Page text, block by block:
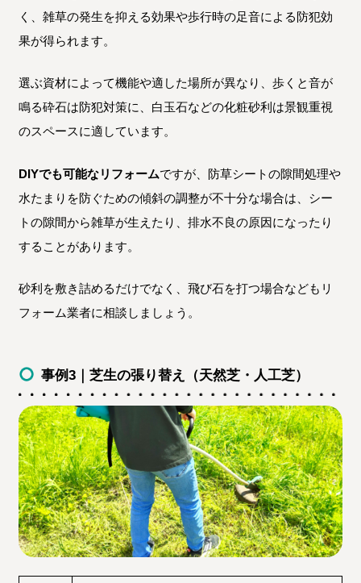
く、雑草の発生を抑える効果や歩行時の足音による防犯効
果が得られます。
選ぶ資材によって機能や適した場所が異なり、歩くと音が
鳴る砕石は防犯対策に、白玉石などの化粧砂利は景観重視
のスペースに適しています。
DIYでも可能なリフォームですが、防草シートの隙間処理や
水たまりを防ぐための傾斜の調整が不十分な場合は、シー
トの隙間から雑草が生えたり、排水不良の原因になったり
することがあります。
砂利を敷き詰めるだけでなく、飛び石を打つ場合などもリ
フォーム業者に相談しましょう。
事例3｜芝生の張り替え（天然芝・人工芝）